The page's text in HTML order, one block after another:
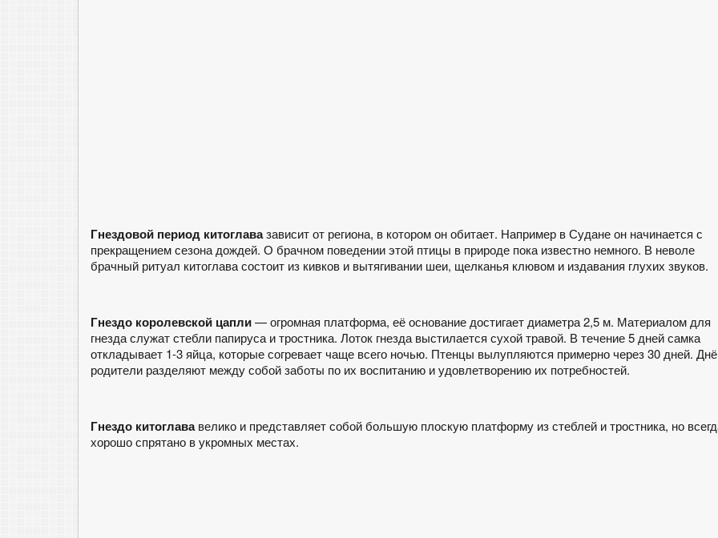
Гнездовой период китоглавазависит от региона, в котором он обитает. Например в Судане он начинается с
прекращением сезона дождей. О брачном поведении этой птицы в природе пока известно немного. В неволе
брачный ритуал китоглава состоит из кивков и вытягивании шеи, щелканья клювом и издавания глухих звуков.
Гнездо королевской цапли— огромная платформа, её основание достигает диаметра 2,5 м. Материалом для
гнезда служат стебли папируса и тростника. Лоток гнезда выстилается сухой травой. В течение 5 дней самка
откладывает 1-3 яйца, которые согревает чаще всего ночью. Птенцы вылупляются примерно через 30 дней.
родители разделяют между собой заботы по их воспитанию и удовлетворению их потребностей.
Гнездо китоглававелико и представляет собой большую плоскую платформу из стеблей и тростника, но
хорошо спрятано в укромных местах.